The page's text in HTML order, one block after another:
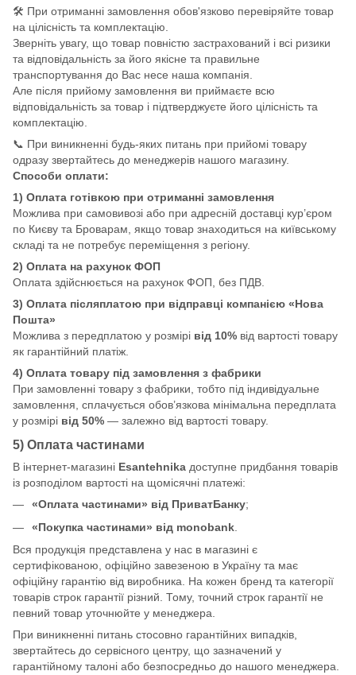
🛠️ При отриманні замовлення обов'язково перевіряйте товар
на цілісність та комплектацію.
Зверніть увагу, що товар повністю застрахований і всі ризики
та відповідальність за його якісне та правильне
транспортування до Вас несе наша компанія.
Але після прийому замовлення ви приймаєте всю
відповідальність за товар і підтверджуєте його цілісність та
комплектацію.
📞 При виникненні будь-яких питань при прийомі товару
одразу звертайтесь до менеджерів нашого магазину.
Способи оплати:
1) Оплата готівкою при отриманні замовлення
Можлива при самовивозі або при адресній доставці кур’єром
по Києву та Броварам, якщо товар знаходиться на київському
складі та не потребує переміщення з регіону.
2) Оплата на рахунок ФОП
Оплата здійснюється на рахунок ФОП, без ПДВ.
3) Оплата післяплатою при відправці компанією «Нова
Пошта»
Можлива з передплатою у розмірі від 10% від вартості товару
як гарантійний платіж.
4) Оплата товару під замовлення з фабрики
При замовленні товару з фабрики, тобто під індивідуальне
замовлення, сплачується обов’язкова мінімальна передплата
у розмірі від 50% — залежно від вартості товару.
5) Оплата частинами
В інтернет-магазині Esantehnika доступне придбання товарів
із розподілом вартості на щомісячні платежі:
«Оплата частинами» від ПриватБанку;
«Покупка частинами» від monobank
Вся продукція представлена у нас в магазині є
сертифікованою, офіційно завезеною в Україну та має
офіційну гарантію від виробника. На кожен бренд та категорії
товарів строк гарантії різний. Тому, точний строк гарантії не
певний товар уточнюйте у менеджера.
При виникненні питань стосовно гарантійних випадків,
звертайтесь до сервісного центру, що зазначений у
гарантійному талоні або безпосредньо до нашого менеджера.